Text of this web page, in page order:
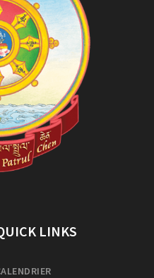
LINKS